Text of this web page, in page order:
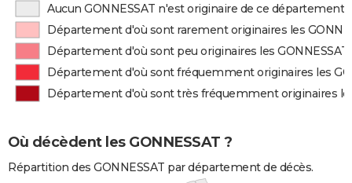
Aucun GONNESSAT n'est originaire de ce département
Département d'où sont rarement originaires les
Département d'où sont peu originaires les GONNESSAT
Département d'où sont fréquemment originaires les
Département d'où sont très fréquemment originaires
Où décèdent les GONNESSAT ?
Répartition des GONNESSAT par département de décès.